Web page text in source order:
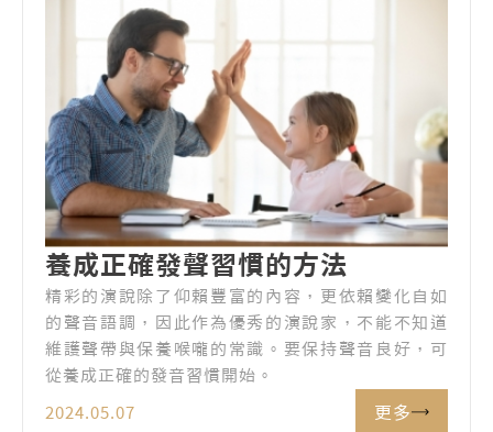
養成正確發聲習慣的方法
精彩的演說除了仰賴豐富的內容，更依賴變化自如
的聲音語調，因此作為優秀的演說家，不能不知道
維護聲帶與保養喉嚨的常識。要保持聲音良好，可
從養成正確的發音習慣開始。
2024.05.07 更多